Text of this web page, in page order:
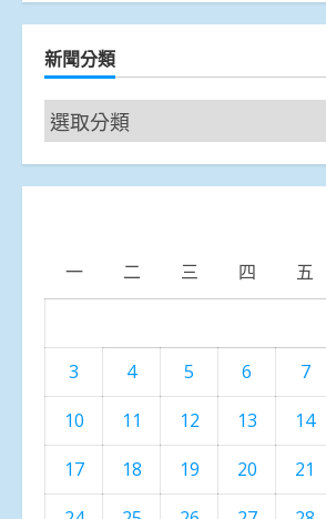
新聞分類
新
聞
分
一 二 三 四 五
3
4 5 6 7
10
11 12 13 14
17
18 19 20 21